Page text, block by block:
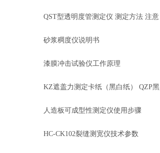
QST型透明度管测定仪 测定方法 注意
事项
砂浆稠度仪说明书
漆膜冲击试验仪工作原理
KZ遮盖力测定卡纸（黑白纸） QZP黑
白格遮盖力板 QSG型格式管
人造板可成型性测定仪使用步骤
HC-CK102裂缝测宽仪技术参数